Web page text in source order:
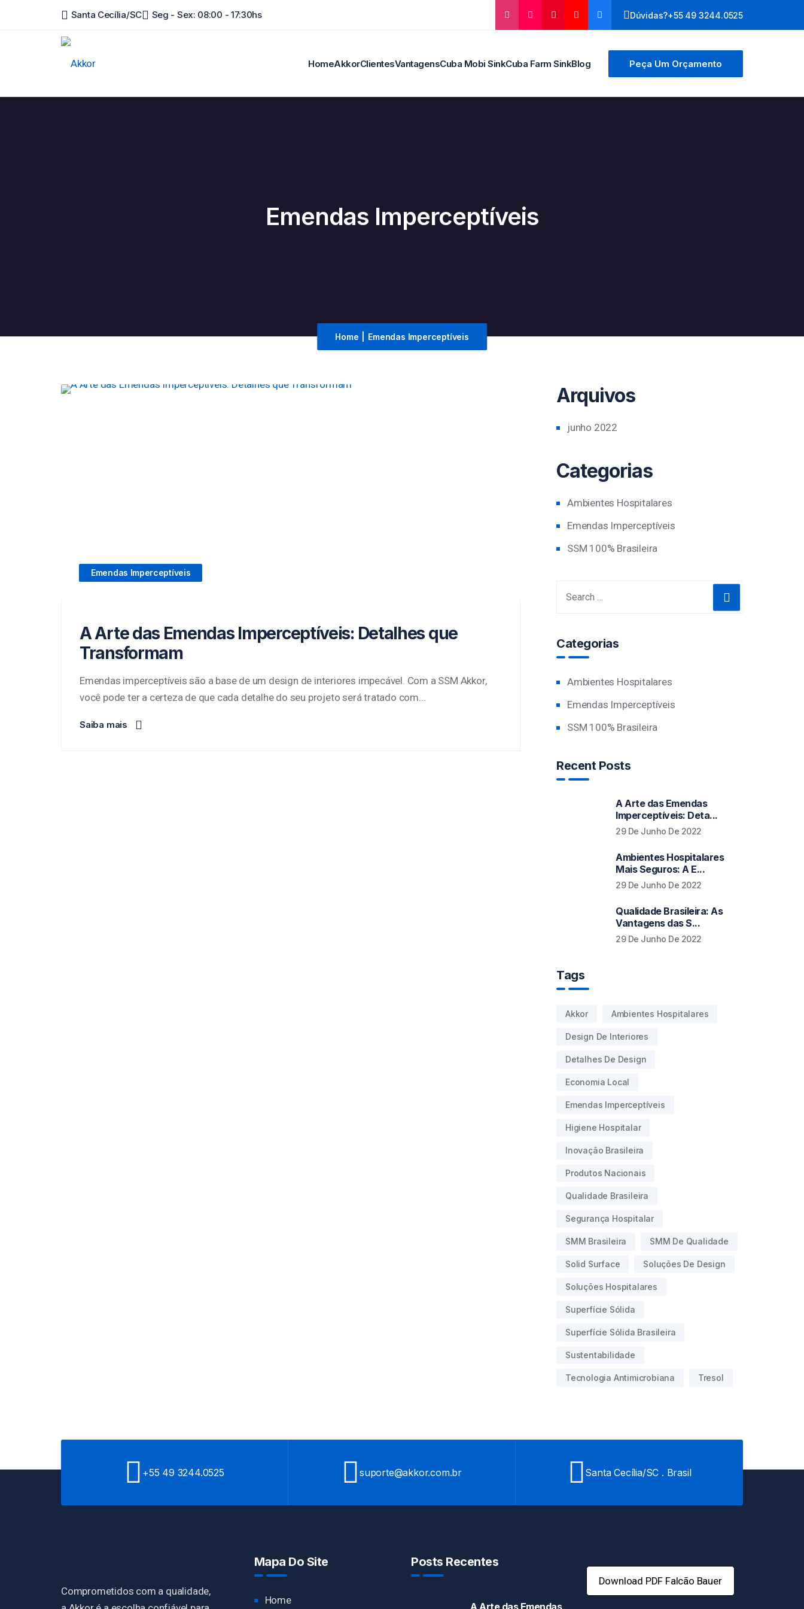
Santa Cecília/SC Seg - Sex: 08:00 - 17:30hs Dúvidas?+55 49 3244.0525
HomeAkkorClientesVantagensCuba Mobi SinkCuba Farm SinkBlog Peça Um Orçamento
Emendas Imperceptíveis
Home Emendas Imperceptíveis
Emendas Imperceptíveis
A Arte das Emendas Imperceptíveis: Detalhes que
Transformam
Emendas imperceptíveis são a base de um design de interiores impecável. Com a SSM Akkor,
você pode ter a certeza de que cada detalhe do seu projeto será tratado com...
Saiba mais
Arquivos
junho 2022
Categorias
Ambientes Hospitalares
Emendas Imperceptíveis
SSM 100% Brasileira
Categorias
Ambientes Hospitalares
Emendas Imperceptíveis
SSM 100% Brasileira
Recent Posts
A Arte das Emendas
Imperceptíveis: Deta...
29 De Junho De 2022
Ambientes Hospitalares
Mais Seguros: A E...
29 De Junho De 2022
Qualidade Brasileira: As
Vantagens das S...
29 De Junho De 2022
Tags
Akkor Ambientes Hospitalares
Design De Interiores
Detalhes De Design
Economia Local
Emendas Imperceptíveis
Higiene Hospitalar
Inovação Brasileira
Produtos Nacionais
Qualidade Brasileira
Segurança Hospitalar
SMM Brasileira SMM De Qualidade
Solid Surface Soluções De Design
Soluções Hospitalares
Superfície Sólida
Superfície Sólida Brasileira
Sustentabilidade
Tecnologia Antimicrobiana Tresol
+55 49 3244.0525 suporte@akkor.com.br Santa Cecília/SC . Brasil
Comprometidos com a qualidade,
Mapa Do Site
Home
Posts Recentes
A Arte das Emendas
Download PDF Falcão Bauer